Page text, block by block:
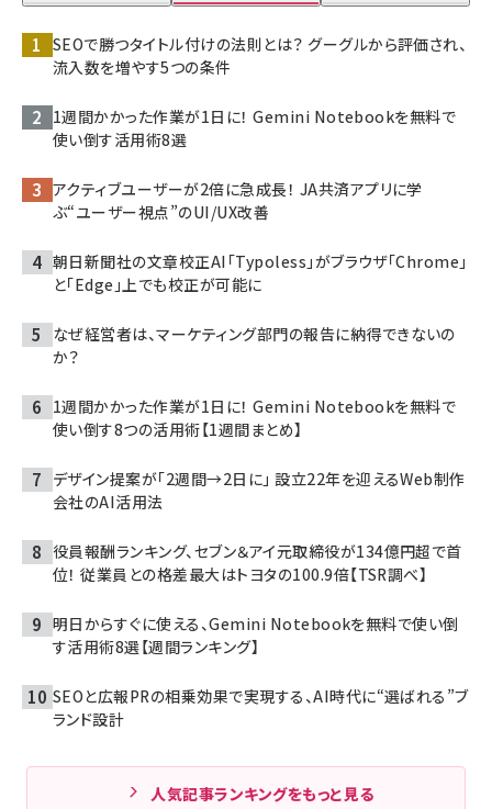
SEOで勝つタイトル付けの法則とは？ グーグルから評価され、
流入数を増やす5つの条件
1週間かかった作業が1日に！ Gemini Notebookを無料で
使い倒す活用術8選
アクティブユーザーが2倍に急成長！ JA共済アプリに学
ぶ“ユーザー視点”のUI/UX改善
朝日新聞社の文章校正AI「Typoless」がブラウザ「Chrome」
と「Edge」上でも校正が可能に
なぜ経営者は、マーケティング部門の報告に納得できないの
か？
1週間かかった作業が1日に！ Gemini Notebookを無料で
使い倒す8つの活用術【1週間まとめ】
デザイン提案が「2週間→2日に」 設立22年を迎えるWeb制作
会社のAI活用法
役員報酬ランキング、セブン＆アイ元取締役が134億円超で首
位！ 従業員との格差最大はトヨタの100.9倍【TSR調べ】
明日からすぐに使える、Gemini Notebookを無料で使い倒
す活用術8選【週間ランキング】
SEOと広報PRの相乗効果で実現する、AI時代に“選ばれる”ブ
ランド設計
人気記事ランキングをもっと見る